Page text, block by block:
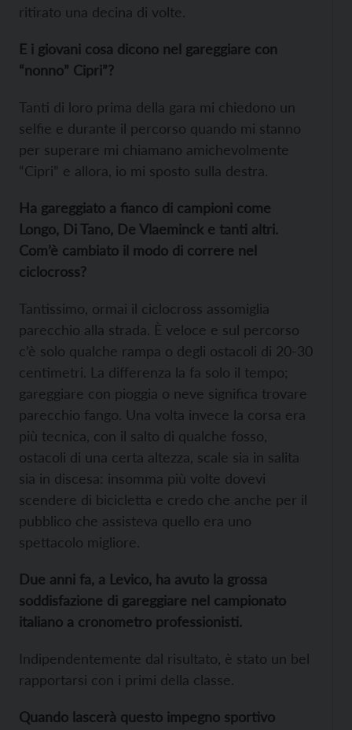
ritirato una decina di volte.
E i giovani cosa dicono nel gareggiare con
“nonno” Cipri”?
Tanti di loro prima della gara mi chiedono un
selfie e durante il percorso quando mi stanno
per superare mi chiamano amichevolmente
“Cipri” e allora, io mi sposto sulla destra.
Ha gareggiato a fianco di campioni come
Longo, Di Tano, De Vlaeminck e tanti altri.
Com’è cambiato il modo di correre nel
ciclocross?
Tantissimo, ormai il ciclocross assomiglia
parecchio alla strada. È veloce e sul percorso
c’è solo qualche rampa o degli ostacoli di 20-30
centimetri. La differenza la fa solo il tempo;
gareggiare con pioggia o neve significa trovare
parecchio fango. Una volta invece la corsa era
più tecnica, con il salto di qualche fosso,
ostacoli di una certa altezza, scale sia in salita
sia in discesa: insomma più volte dovevi
scendere di bicicletta e credo che anche per il
pubblico che assisteva quello era uno
spettacolo migliore.
Due anni fa, a Levico, ha avuto la grossa
soddisfazione di gareggiare nel campionato
italiano a cronometro professionisti.
Indipendentemente dal risultato, è stato un bel
rapportarsi con i primi della classe.
Quando lascerà questo impegno sportivo